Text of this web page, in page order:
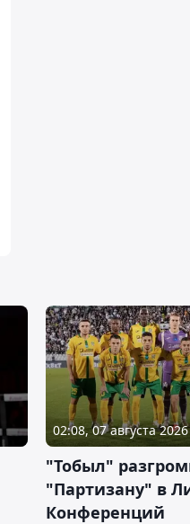
02:08, 07 августа 2026
"Тобыл"
"Партизану" в
Конференций